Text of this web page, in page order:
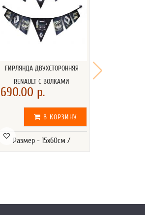
ГИРЛЯНДА ДВУХСТОРОННЯЯ
RENAULT С ВОЛКАМИ
690.00 р.
В КОРЗИНУ
Размер - 15х60см /